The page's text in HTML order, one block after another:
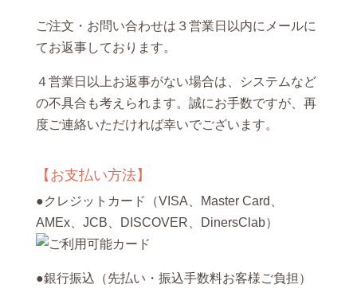
ご注文・お問い合わせは３営業日以内にメールに
てお返事しております。
４営業日以上お返事がない場合は、システムなど
の不具合も考えられます。誠にお手数ですが、再
度ご連絡いただければ幸いでございます。
【お支払い方法】
●クレジットカード（VISA、Master Card、
AMEx、JCB、DISCOVER、DinersClab）
●銀行振込（先払い・振込手数料お客様ご負担）